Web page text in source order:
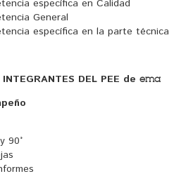
específica en Calidad
General
específica en la parte técnica
DEL PEE de ema
90°